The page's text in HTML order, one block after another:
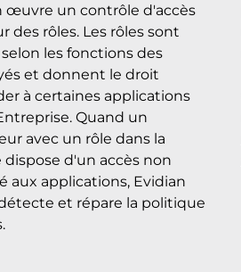
œuvre un contrôle d'accès
des rôles. Les rôles sont
les fonctions des
et donnent le droit
à certaines applications
Quand un
avec un rôle dans la
dispose d'un accès non
aux applications, Evidian
et répare la politique